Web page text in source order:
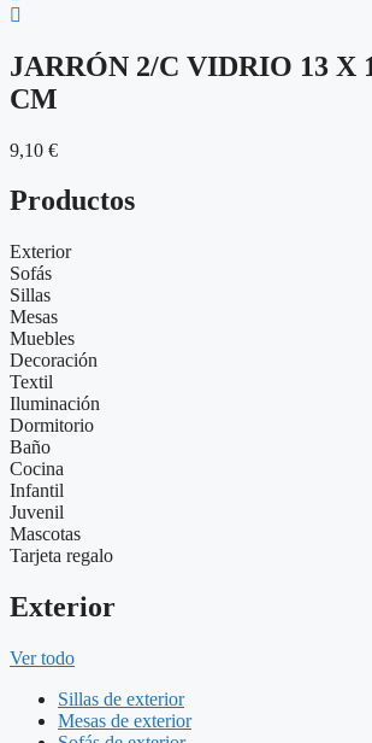
JARRÓN 2/C VIDRIO 13 X
CM
9,10 €
Productos
Exterior
Sofás
Sillas
Mesas
Muebles
Decoración
Textil
Iluminación
Dormitorio
Baño
Cocina
Infantil
Juvenil
Mascotas
Tarjeta regalo
Exterior
Ver todo
Sillas de exterior
Mesas de exterior